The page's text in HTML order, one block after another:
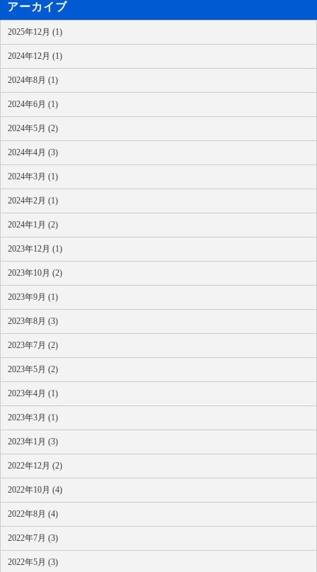
アーカイブ
2025年12月 (1)
2024年12月 (1)
2024年8月 (1)
2024年6月 (1)
2024年5月 (2)
2024年4月 (3)
2024年3月 (1)
2024年2月 (1)
2024年1月 (2)
2023年12月 (1)
2023年10月 (2)
2023年9月 (1)
2023年8月 (3)
2023年7月 (2)
2023年5月 (2)
2023年4月 (1)
2023年3月 (1)
2023年1月 (3)
2022年12月 (2)
2022年10月 (4)
2022年8月 (4)
2022年7月 (3)
2022年5月 (3)